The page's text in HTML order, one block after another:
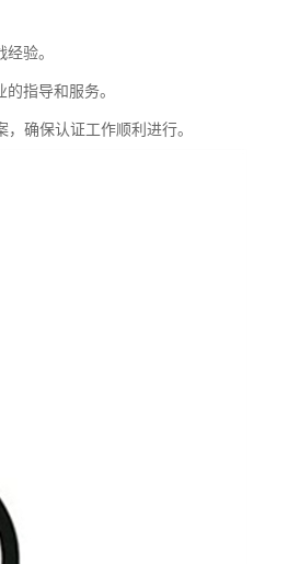
验。
指导和服务。
确保认证工作顺利进行。